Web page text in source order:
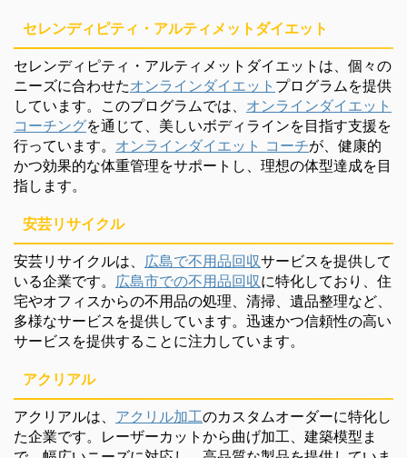
セレンディピティ・アルティメットダイエット
セレンディピティ・アルティメットダイエットは、個々の
ニーズに合わせたオンラインダイエット プログラムを提供
しています。このプログラムでは、 オンラインダイエット
コーチングを通じて、美しいボディラインを目指す支援を
行っています。 オンラインダイエット コーチが、健康的
かつ効果的な体重管理をサポートし、理想の体型達成を目
指します。
安芸リサイクル
安芸リサイクルは、 広島で不用品回収サービスを提供して
いる企業です。 広島市での不用品回収に特化しており、住
宅やオフィスからの不用品の処理、清掃、遺品整理など、
多様なサービスを提供しています。迅速かつ信頼性の高い
サービスを提供することに注力しています。
アクリアル
アクリアルは、 アクリル加工のカスタムオーダーに特化し
た企業です。レーザーカットから曲げ加工、建築模型ま